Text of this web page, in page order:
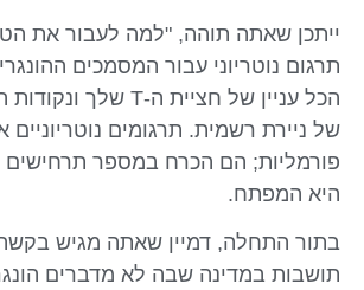
ייתכן שאתה תוהה, "למה לעבור את
תרגום נוטריוני עבור המסמכים
של ניירת רשמית. תרגומים נוטריוניים
פורמליות; הם הכרח במספר תרחישים
היא המפתח.
בתור התחלה, דמיין שאתה מגיש בקשה
תושבות במדינה שבה לא מדברים